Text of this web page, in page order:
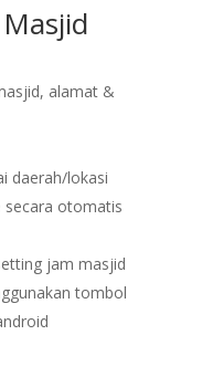
alamat &
daerah/lokasi
secara otomatis
jam masjid
tombol